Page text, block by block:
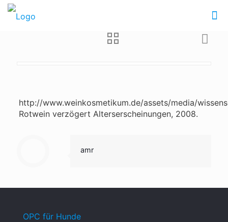
http://www.weinkosmetikum.de/assets/media/
Rotwein verzögert Alterserscheinungen, 2008.
amr
OPC für Hunde